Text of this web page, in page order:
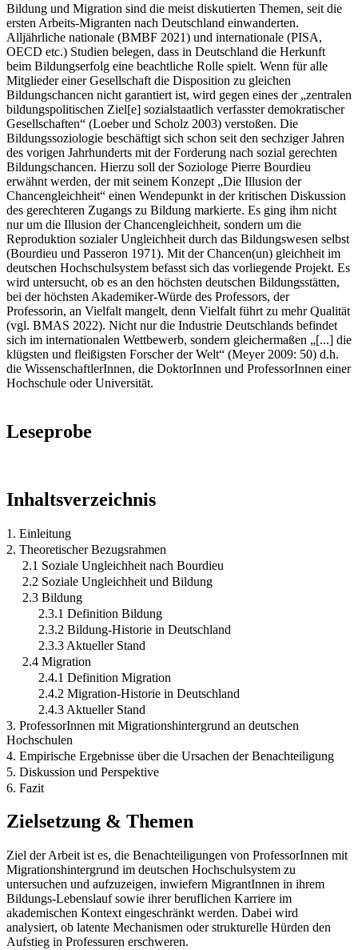
Bildung und Migration sind die meist diskutierten Themen, seit die
ersten Arbeits-Migranten nach Deutschland einwanderten.
Alljährliche nationale (BMBF 2021) und internationale (PISA,
OECD etc.) Studien belegen, dass in Deutschland die Herkunft
beim Bildungserfolg eine beachtliche Rolle spielt. Wenn für alle
Mitglieder einer Gesellschaft die Disposition zu gleichen
Bildungschancen nicht garantiert ist, wird gegen eines der „zentralen
bildungspolitischen Ziel[e] sozialstaatlich verfasster demokratischer
Gesellschaften“ (Loeber und Scholz 2003) verstoßen. Die
Bildungssoziologie beschäftigt sich schon seit den sechziger Jahren
des vorigen Jahrhunderts mit der Forderung nach sozial gerechten
Bildungschancen. Hierzu soll der Soziologe Pierre Bourdieu
erwähnt werden, der mit seinem Konzept „Die Illusion der
Chancengleichheit“ einen Wendepunkt in der kritischen Diskussion
des gerechteren Zugangs zu Bildung markierte. Es ging ihm nicht
nur um die Illusion der Chancengleichheit, sondern um die
Reproduktion sozialer Ungleichheit durch das Bildungswesen selbst
(Bourdieu und Passeron 1971). Mit der Chancen(un) gleichheit im
deutschen Hochschulsystem befasst sich das vorliegende Projekt. Es
wird untersucht, ob es an den höchsten deutschen Bildungsstätten,
bei der höchsten Akademiker-Würde des Professors, der
Professorin, an Vielfalt mangelt, denn Vielfalt führt zu mehr Qualität
(vgl. BMAS 2022). Nicht nur die Industrie Deutschlands befindet
sich im internationalen Wettbewerb, sondern gleichermaßen „[...] die
klügsten und fleißigsten Forscher der Welt“ (Meyer 2009: 50) d.h.
die WissenschaftlerInnen, die DoktorInnen und ProfessorInnen einer
Hochschule oder Universität.
Leseprobe
Inhaltsverzeichnis
1. Einleitung
2. Theoretischer Bezugsrahmen
2.1 Soziale Ungleichheit nach Bourdieu
2.2 Soziale Ungleichheit und Bildung
2.3 Bildung
2.3.1 Definition Bildung
2.3.2 Bildung-Historie in Deutschland
2.3.3 Aktueller Stand
2.4 Migration
2.4.1 Definition Migration
2.4.2 Migration-Historie in Deutschland
2.4.3 Aktueller Stand
3. ProfessorInnen mit Migrationshintergrund an deutschen
Hochschulen
4. Empirische Ergebnisse über die Ursachen der Benachteiligung
5. Diskussion und Perspektive
6. Fazit
Zielsetzung & Themen
Ziel der Arbeit ist es, die Benachteiligungen von ProfessorInnen mit
Migrationshintergrund im deutschen Hochschulsystem zu
untersuchen und aufzuzeigen, inwiefern MigrantInnen in ihrem
Bildungs-Lebenslauf sowie ihrer beruflichen Karriere im
akademischen Kontext eingeschränkt werden. Dabei wird
analysiert, ob latente Mechanismen oder strukturelle Hürden den
Aufstieg in Professuren erschweren.